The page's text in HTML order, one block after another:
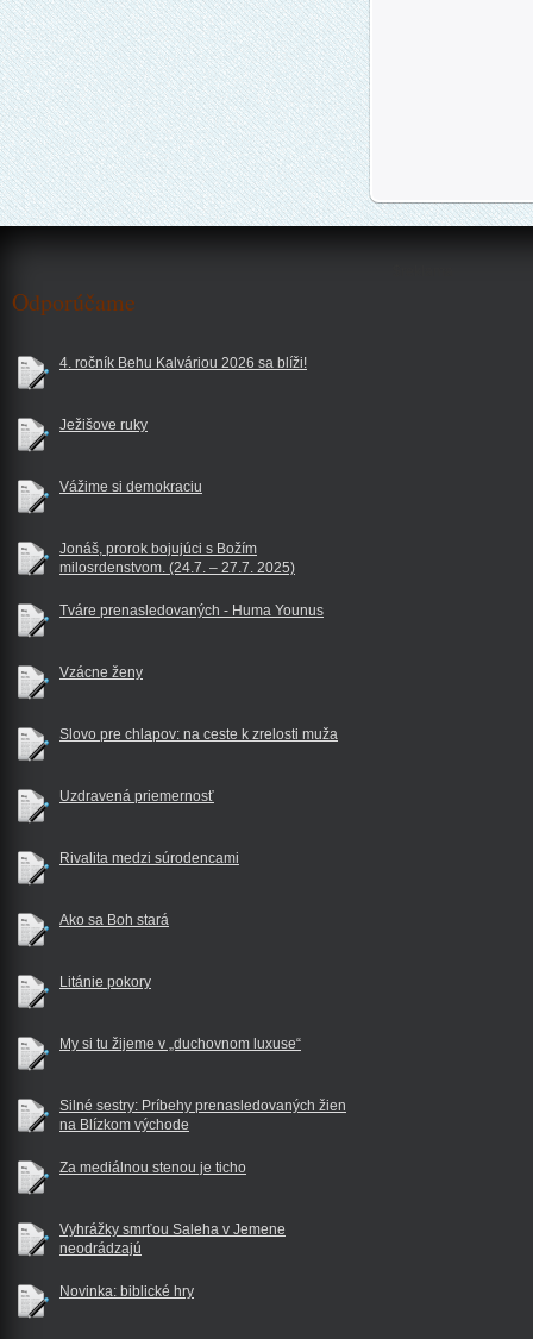
Odporúčame
4. ročník Behu Kalváriou 2026 sa blíži!
Ježišove ruky
Vážime si demokraciu
Jonáš, prorok bojujúci s Božím
milosrdenstvom. (24.7. – 27.7. 2025)
Tváre prenasledovaných - Huma Younus
Vzácne ženy
Slovo pre chlapov: na ceste k zrelosti muža
Uzdravená priemernosť
Rivalita medzi súrodencami
Ako sa Boh stará
Litánie pokory
My si tu žijeme v „duchovnom luxuse“
Silné sestry: Príbehy prenasledovaných žien
na Blízkom východe
Za mediálnou stenou je ticho
Vyhrážky smrťou Saleha v Jemene
neodrádzajú
Novinka: biblické hry